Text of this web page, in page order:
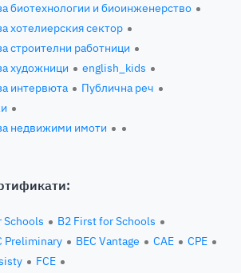
биотехнологии и биоинженерство
хотелиерския сектор
строителни работници
художници
english_kids
интервюта
Публична реч
недвижими имоти
Schools
B2 First for Schools
Preliminary BEC Vantage CAE
CPE
FCE